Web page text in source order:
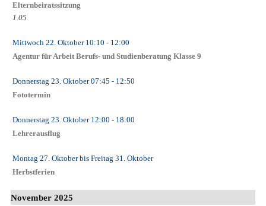
Elternbeiratssitzung
1.05
Mittwoch 22. Oktober10:10 - 12:00
Agentur für Arbeit Berufs- und Studienberatung Klasse 9
Donnerstag 23. Oktober07:45 - 12:50
Fototermin
Donnerstag 23. Oktober12:00 - 18:00
Lehrerausflug
Montag 27. Oktoberbis Freitag 31. Oktober
Herbstferien
November 2025